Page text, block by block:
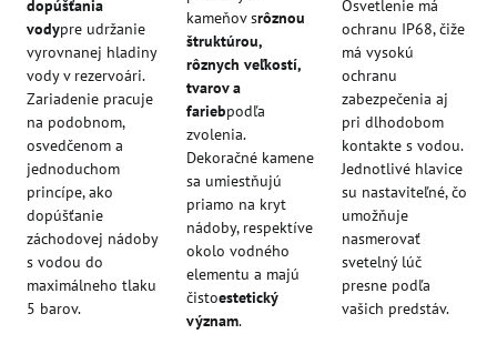
dopúšťania
vodypre udržanie
vyrovnanej hladiny
vody v rezervoári.
Zariadenie pracuje
na podobnom,
osvedčenom a
jednoduchom
princípe, ako
dopúšťanie
záchodovej nádoby
s vodou do
maximálneho tlaku
5 barov.
kameňov srôznou
štruktúrou,
rôznych veľkostí,
tvarov a
fariebpodľa
zvolenia.
Dekoračné kamene
sa umiestňujú
priamo na kryt
nádoby, respektíve
okolo vodného
elementu a majú
čistoestetický
význam.
Osvetlenie má
ochranu IP68, čiže
má vysokú
ochranu
zabezpečenia aj
pri dlhodobom
kontakte s vodou.
Jednotlivé hlavice
su nastaviteľné, čo
umožňuje
nasmerovať
svetelný lúč
presne podľa
vašich predstáv.